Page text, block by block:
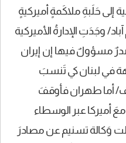
إلى حَلَبةِ ملاكَمةٍ أميركيةٍ
وجَدَتِ الإدارةُ الأميركية
مسؤولٌ فيها إن إيران
في لبنان كي تَنسبَ
أما طهران فأوقفَ
أميركا عبر الوسطاء
وَكالة تسنيم عن مصادرَ